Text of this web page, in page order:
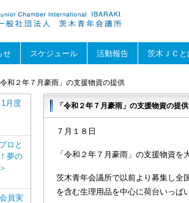
せ スケジュール 活動報告 茨木ＪＣと
和２年７月豪雨」の支援物資の提供
「令和２年７月豪雨」の支援物資の提供
７月１８日
「令和２年７月豪雨」の支援物資
茨木青年会議所で以前より募集し全
を含む生理用品を中心に荷台いっぱ
1月度
ロと
夢の
員実